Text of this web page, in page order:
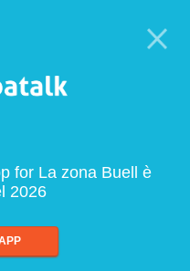
for La zona Buell è
2026